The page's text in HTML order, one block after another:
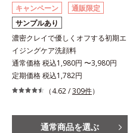
キャンペーン
通販限定
サンプルあり
濃密クレイで優しくオフする初期エ
イジングケア洗顔料
通常価格 税込1,980円 〜3,980円
定期価格 税込1,782円
（4.62 /309件）
通常商品を選ぶ